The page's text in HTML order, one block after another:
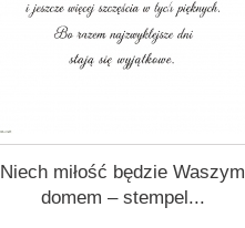
Niech miłość będzie Waszym
domem – stempel...